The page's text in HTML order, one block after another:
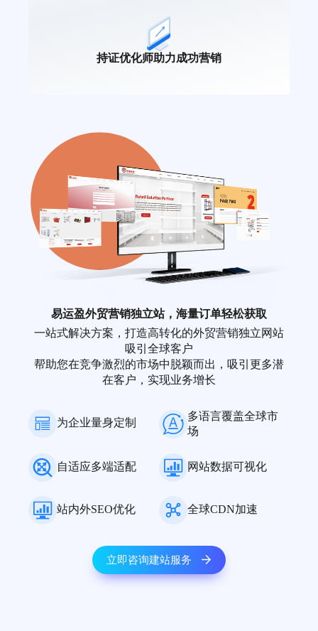
持证优化师助力成功营销
易运盈外贸营销独立站，海量订单轻松获取
一站式解决方案，打造高转化的外贸营销独立网站
吸引全球客户
帮助您在竞争激烈的市场中脱颖而出，吸引更多潜
在客户，实现业务增长
为企业量身定制
多语言覆盖全球市
场
自适应多端适配 网站数据可视化
站内外SEO优化 全球CDN加速
立即咨询建站服务